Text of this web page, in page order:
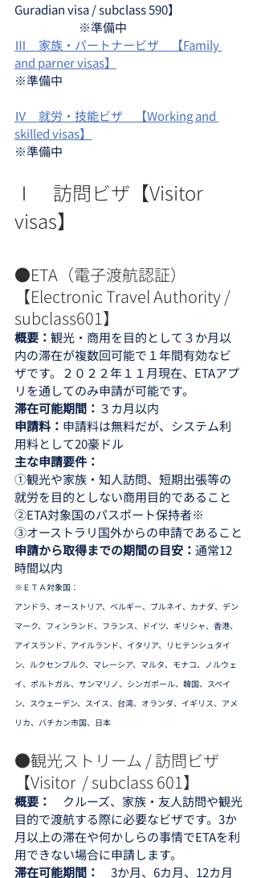
Guradian visa / subclass 590】
		※準備中
Ⅲ　家族・パートナービザ　【Family
and parner visas】
※準備中
Ⅳ　就労・技能ビザ　【Working and
skilled visas】
※準備中
Ⅰ　訪問ビザ【Visitor
visas】
●ETA（電子渡航認証）
【Electronic Travel Authority /
subclass601】
概要： 観光・商用を目的として３か月以
内の滞在が複数回可能で１年間有効なビ
ザです。２０２２年１１月現在、ETAアプ
リを通してのみ申請が可能です。
滞在可能期間： ３カ月以内
申請料： 申請料は無料だが、システム利
用料として20豪ドル
主な申請要件：
①観光や家族・知人訪問、短期出張等の
就労を目的としない商用目的であること
②ETA対象国のパスポート保持者※
③オーストラリ国外からの申請であること
申請から取得までの期間の目安： 通常12
時間以内
※ＥＴＡ対象国：
アンドラ、オーストリア、ベルギー、ブルネイ、カナダ、デン
マーク、フィンランド、フランス、ドイツ、ギリシャ、香港、
アイスランド、アイルランド、イタリア、リヒテンシュタイ
ン、ルクセンブルク、マレーシア、マルタ、モナコ、ノルウェ
イ、ポルトガル、サンマリノ、シンガポール、韓国、スペイ
ン、スウェーデン、スイス、台湾、オランダ、イギリス、アメ
リカ、バチカン市国、日本
●観光ストリーム / 訪問ビザ
【Visitor  / subclass 601】
概要： クルーズ、家族・友人訪問や観光
目的で渡航する際に必要なビザです。3か
月以上の滞在や何かしらの事情でETAを利
用できない場合に申請します。
滞在可能期間： 3か月、6カ月、12カ月